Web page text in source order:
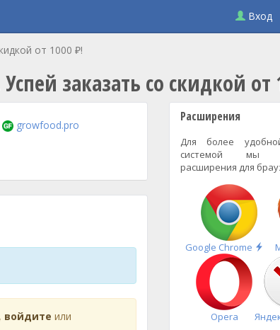
Вход
от 1000 ₽!
заказать со скидкой от
growfood.pro
войдите или
Расширения
Для более
системой мы
расширения для
Google Chrome
Opera